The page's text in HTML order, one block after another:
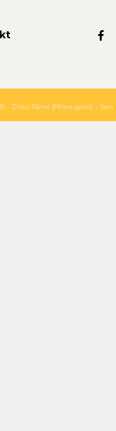
- Zlato Rýna (Rheingold) - San